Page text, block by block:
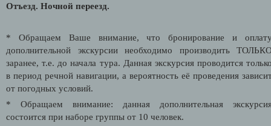
Отъезд. Ночной переезд.
* Обращаем Ваше внимание, что бронирование и
дополнительной экскурсии необходимо производить
заранее, т.е. до начала тура. Данная экскурсия проводится
в период речной навигации, а вероятность её проведения
от погодных условий.
* Обращаем внимание: данная дополнительная
состоится при наборе группы от 10 человек.